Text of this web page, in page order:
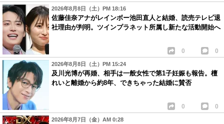
2026年8月8日（土）PM 18:16
佐藤佳奈アナがレインボー池田直人と結婚、読売テレビ退
社理由が判明。ツインプラネット所属し新たな活動開始へ
0 0
2026年8月8日（土）PM 15:24
及川光博が再婚、相手は一般女性で第1子妊娠も報告。檀
れいと離婚から約8年、できちゃった結婚に賛否
0 0
2026年8月7日（金）AM 0:28